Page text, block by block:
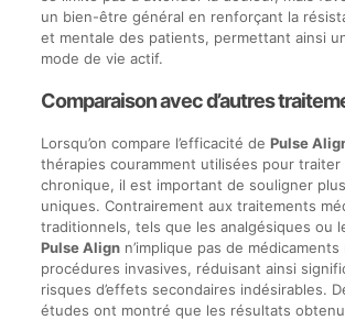
un bien-être général en renforçant la
et mentale des patients, permettant ainsi
mode de vie actif.
Comparaison avec d’autres
Lorsqu’on compare l’efficacité de Pulse
thérapies couramment utilisées pour traiter
chronique, il est important de souligner
uniques. Contrairement aux traitements
traditionnels, tels que les analgésiques ou
Pulse Alignn’implique pas de médicaments
procédures invasives, réduisant ainsi
risques d’effets secondaires indésirables.
études ont montré que les résultats